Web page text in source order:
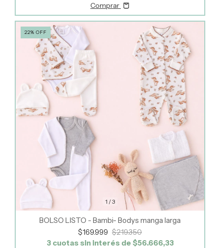
Comprar
1 /3
22% OFF
BOLSO LISTO - Bambi- Bodys manga larga
$169.999 $219.350
3 cuotas sin interés de $56.666,33